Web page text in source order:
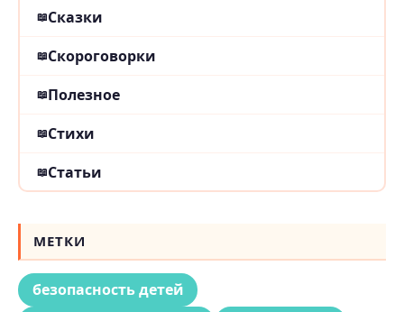
Сказки
Скороговорки
Полезное
Стихи
Статьи
МЕТКИ
безопасность детей